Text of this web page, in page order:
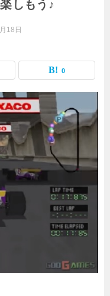
しもう♪
18日
0